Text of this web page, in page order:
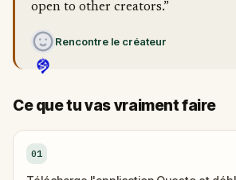
open to other creators.”
Rencontre le créateur
Ce que tu vas vraiment faire
01